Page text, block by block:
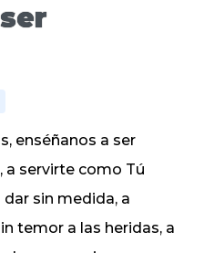
enséñanos a ser
a servirte como Tú
dar sin medida, a
temor a las heridas, a